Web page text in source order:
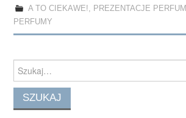
ok
n
A TO CIEKAWE! PREZENTACJE PERFUM
PERFUMY
for: